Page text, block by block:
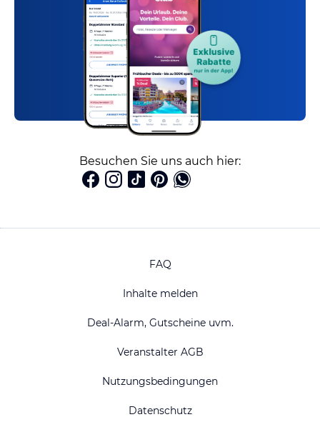
Besuchen Sie uns auch hier:
FAQ
Inhalte melden
Deal-Alarm, Gutscheine uvm.
Veranstalter AGB
Nutzungsbedingungen
Datenschutz